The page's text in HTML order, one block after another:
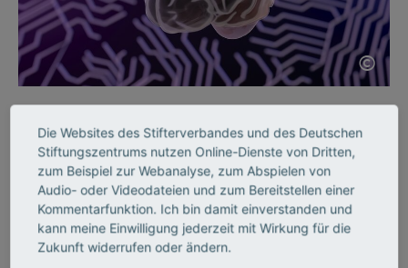
©
Wie KI die Neurologie
verändern wird
Seit 50 Jahren fördert die „Schilling-Stiftung“ herausragende
medizinische Forschung. Zum Jubiläum setzt sie nun auf
Die Websites des Stifterverbandes und des Deutschen
Stiftungszentrums nutzen Online-Dienste von Dritten,
zum Beispiel zur Webanalyse, zum Abspielen von
Audio- oder Videodateien und zum Bereitstellen einer
Kommentarfunktion. Ich bin damit einverstanden und
kann meine Einwilligung jederzeit mit Wirkung für die
Zukunft widerrufen oder ändern.